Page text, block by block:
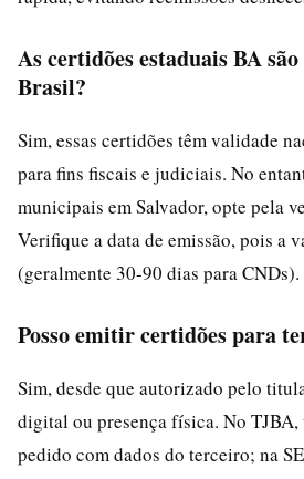
As certidões estaduais BA
Brasil?
Sim, essas certidões têm validade
para fins fiscais e judiciais. No
municipais em Salvador, opte pela
Verifique a data de emissão, pois a
(geralmente 30-90 dias para CNDs).
Posso emitir certidões para
Sim, desde que autorizado pelo
digital ou presença física. No TJBA,
pedido com dados do terceiro; na